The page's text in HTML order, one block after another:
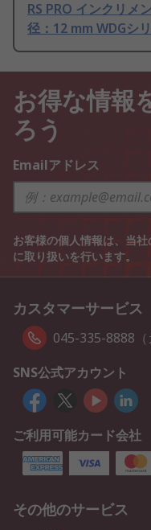
RS PRO インクリメ
径：12 mm WDGシ
お得な情報
ろう
Emailアドレス
お客様の個人情報は、当社
に取り扱いを行います。
カスタマーサービス
045-335-8888（
SNS公式アカウント
ご利用可能カード会社
その他のサービス